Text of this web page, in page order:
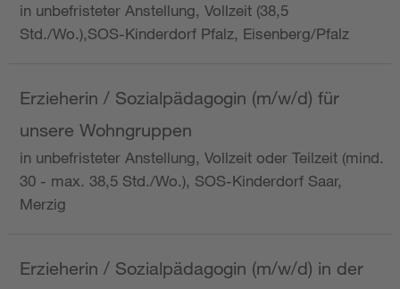
in unbefristeter Anstellung, Vollzeit (38,5
Std./Wo.),SOS-Kinderdorf Pfalz, Eisenberg/Pfalz
Erzieherin / Sozialpädagogin (m/w/d) für
unsere Wohngruppen
in unbefristeter Anstellung, Vollzeit oder Teilzeit (mind.
30 - max. 38,5 Std./Wo.), SOS-Kinderdorf Saar,
Merzig
Erzieherin / Sozialpädagogin (m/w/d) in der